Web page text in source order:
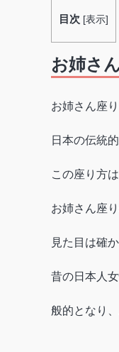
目次 [表示]
お姉さ
お姉さん座
日本の伝統
この座り方
お姉さん座
見た目は確
昔の日本人
般的となり